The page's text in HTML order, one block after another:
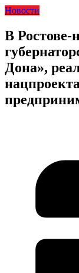
Новости
В Ростове-
Дона»,